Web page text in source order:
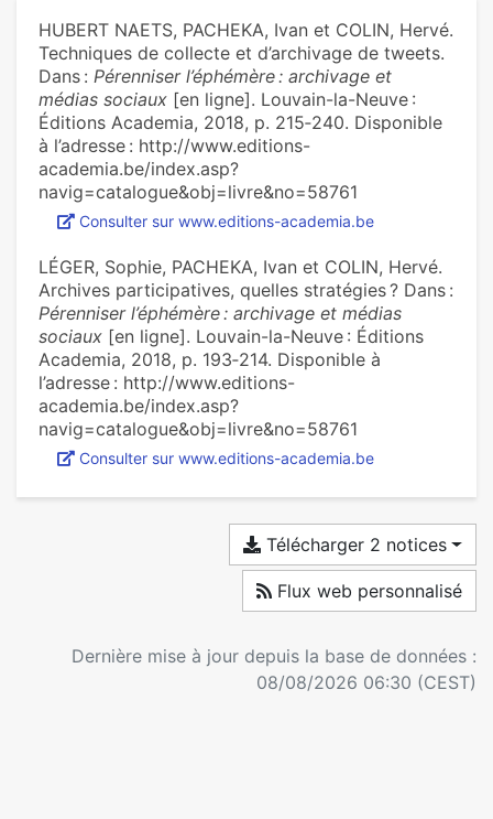
HUBERT NAETS, PACHEKA, Ivan et COLIN, Hervé.
Techniques de collecte et d’archivage de tweets.
Dans : Pérenniser l’éphémère : archivage et
médias sociaux [en ligne]. Louvain-la-Neuve :
Éditions Academia, 2018, p. 215‑240. Disponible
à l’adresse : http://www.editions-
academia.be/index.asp?
navig=catalogue&obj=livre&no=58761
Consulter sur www.editions-academia.be
LÉGER, Sophie, PACHEKA, Ivan et COLIN, Hervé.
Archives participatives, quelles stratégies ? Dans :
Pérenniser l’éphémère : archivage et médias
sociaux [en ligne]. Louvain-la-Neuve : Éditions
Academia, 2018, p. 193‑214. Disponible à
l’adresse : http://www.editions-
academia.be/index.asp?
navig=catalogue&obj=livre&no=58761
Consulter sur www.editions-academia.be
Télécharger 2 notices
Flux web personnalisé
Dernière mise à jour depuis la base de données :
08/08/2026 06:30 (CEST)